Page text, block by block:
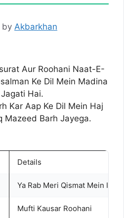
by Akbarkhan
Aur Roohani Naat-E-
Ke Dil Mein Madina
Hai.
Kar Aap Ke Dil Mein Haj
Mazeed Barh Jayega.
Details
Ya Rab Meri Qismat Mein Ik
Mufti Kausar Roohani